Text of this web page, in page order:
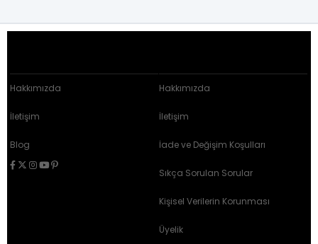
Hakkımızda
İletişim
Blog
Hakkımızda
İletişim
İade ve Değişim Koşulları
Sıkça Sorulan Sorular
Kişisel Verilerin Korunması
Üyelik